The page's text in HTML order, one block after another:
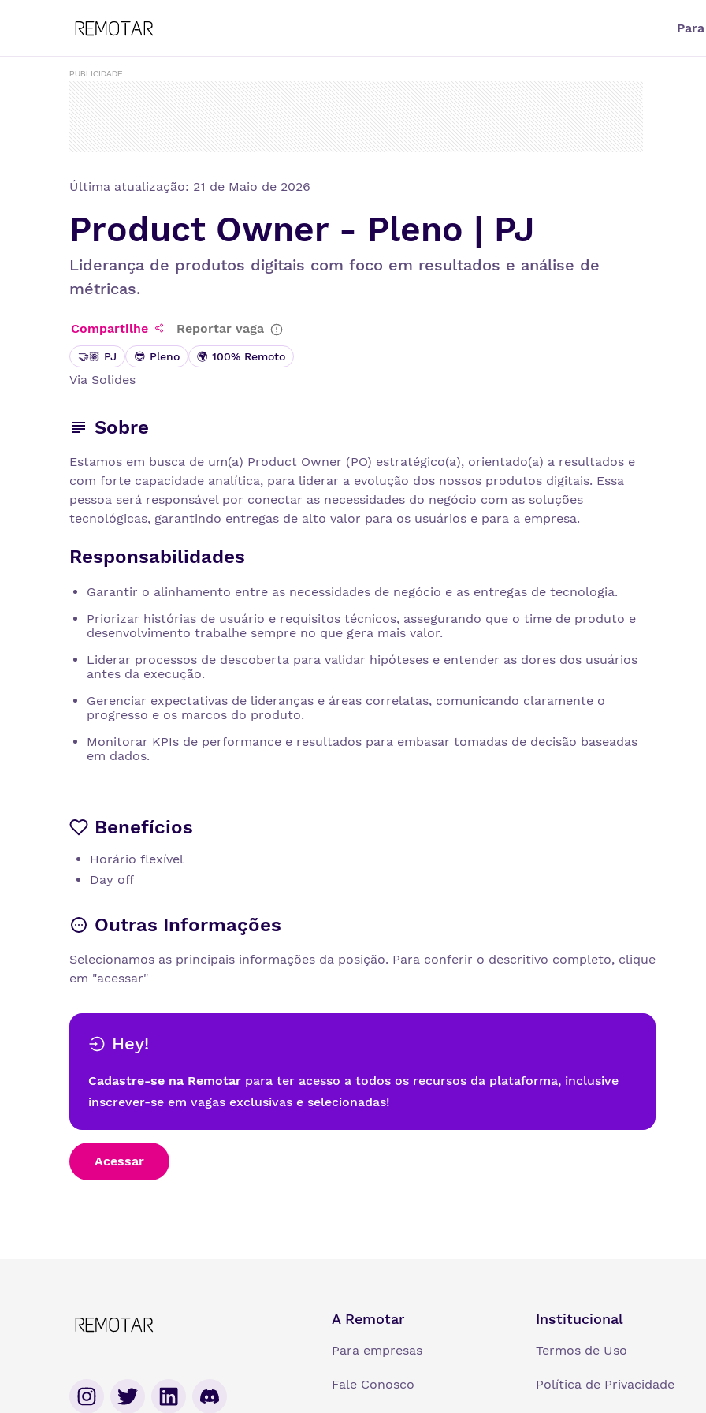
PUBLICIDADE
Última atualização: 21 de Maio de 2026
Product Owner - Pleno | PJ
Liderança de produtos digitais com foco em resultados e análise de
métricas.
Compartilhe Reportar vaga
🤝🏽 PJ 😎 Pleno 🌍 100% Remoto
Via Solides
Sobre
Estamos em busca de um(a) Product Owner (PO) estratégico(a), orientado(a) a resultados e
com forte capacidade analítica, para liderar a evolução dos nossos produtos digitais. Essa
pessoa será responsável por conectar as necessidades do negócio com as soluções
tecnológicas, garantindo entregas de alto valor para os usuários e para a empresa.
Responsabilidades
Garantir o alinhamento entre as necessidades de negócio e as entregas de tecnologia.
Priorizar histórias de usuário e requisitos técnicos, assegurando que o time de produto e
desenvolvimento trabalhe sempre no que gera mais valor.
Liderar processos de descoberta para validar hipóteses e entender as dores dos usuários
antes da execução.
Gerenciar expectativas de lideranças e áreas correlatas, comunicando claramente o
progresso e os marcos do produto.
Monitorar KPIs de performance e resultados para embasar tomadas de decisão baseadas
em dados.
Benefícios
Horário flexível
Day off
Outras Informações
Selecionamos as principais informações da posição. Para conferir o descritivo completo, clique
em "acessar"
Hey!
Cadastre-se na Remotar para ter acesso a todos os recursos da plataforma, inclusive
inscrever-se em vagas exclusivas e selecionadas!
Acessar
A Remotar
Para empresas
Fale Conosco
Institucional
Termos de Uso
Política de Privacidade